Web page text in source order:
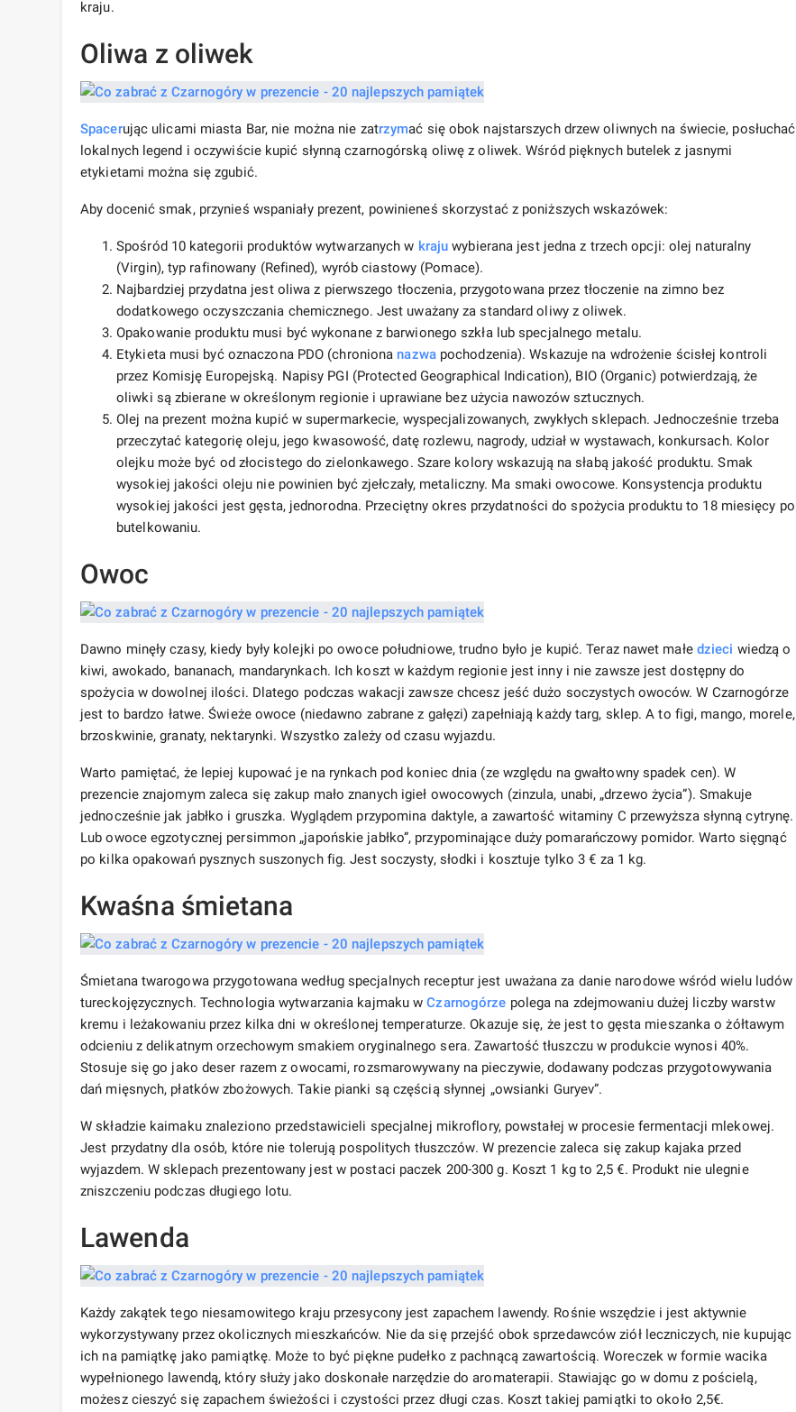
kraju.
Oliwa z oliwek
Spacerując ulicami miasta Bar, nie można nie zatrzymać się obok najstarszych drzew oliwnych na świecie, posłuchać
lokalnych legend i oczywiście kupić słynną czarnogórską oliwę z oliwek. Wśród pięknych butelek z jasnymi
etykietami można się zgubić.
Aby docenić smak, przynieś wspaniały prezent, powinieneś skorzystać z poniższych wskazówek:
Spośród 10 kategorii produktów wytwarzanych w kraju wybierana jest jedna z trzech opcji: olej naturalny
(Virgin), typ rafinowany (Refined), wyrób ciastowy (Pomace).
Najbardziej przydatna jest oliwa z pierwszego tłoczenia, przygotowana przez tłoczenie na zimno bez
dodatkowego oczyszczania chemicznego. Jest uważany za standard oliwy z oliwek.
Opakowanie produktu musi być wykonane z barwionego szkła lub specjalnego metalu.
Etykieta musi być oznaczona PDO (chroniona nazwapochodzenia). Wskazuje na wdrożenie ścisłej kontroli
przez Komisję Europejską. Napisy PGI (Protected Geographical Indication), BIO (Organic) potwierdzają, że
oliwki są zbierane w określonym regionie i uprawiane bez użycia nawozów sztucznych.
Olej na prezent można kupić w supermarkecie, wyspecjalizowanych, zwykłych sklepach. Jednocześnie trzeba
przeczytać kategorię oleju, jego kwasowość, datę rozlewu, nagrody, udział w wystawach, konkursach. Kolor
olejku może być od złocistego do zielonkawego. Szare kolory wskazują na słabą jakość produktu. Smak
wysokiej jakości oleju nie powinien być zjełczały, metaliczny. Ma smaki owocowe. Konsystencja produktu
wysokiej jakości jest gęsta, jednorodna. Przeciętny okres przydatności do spożycia produktu to 18 miesięcy po
butelkowaniu.
Owoc
Dawno minęły czasy, kiedy były kolejki po owoce południowe, trudno było je kupić. Teraz nawet małe dzieci wiedzą o
kiwi, awokado, bananach, mandarynkach. Ich koszt w każdym regionie jest inny i nie zawsze jest dostępny do
spożycia w dowolnej ilości. Dlatego podczas wakacji zawsze chcesz jeść dużo soczystych owoców. W Czarnogórze
jest to bardzo łatwe. Świeże owoce (niedawno zabrane z gałęzi) zapełniają każdy targ, sklep. A to figi, mango, morele,
brzoskwinie, granaty, nektarynki. Wszystko zależy od czasu wyjazdu.
Warto pamiętać, że lepiej kupować je na rynkach pod koniec dnia (ze względu na gwałtowny spadek cen). W
prezencie znajomym zaleca się zakup mało znanych igieł owocowych (zinzula, unabi, „drzewo życia”). Smakuje
jednocześnie jak jabłko i gruszka. Wyglądem przypomina daktyle, a zawartość witaminy C przewyższa słynną cytrynę.
Lub owoce egzotycznej persimmon „japońskie jabłko”, przypominające duży pomarańczowy pomidor. Warto sięgnąć
po kilka opakowań pysznych suszonych fig. Jest soczysty, słodki i kosztuje tylko 3 € za 1 kg.
Kwaśna śmietana
Śmietana twarogowa przygotowana według specjalnych receptur jest uważana za danie narodowe wśród wielu ludów
tureckojęzycznych. Technologia wytwarzania kajmaku wCzarnogórze polega na zdejmowaniu dużej liczby warstw
kremu i leżakowaniu przez kilka dni w określonej temperaturze. Okazuje się, że jest to gęsta mieszanka o żółtawym
odcieniu z delikatnym orzechowym smakiem oryginalnego sera. Zawartość tłuszczu w produkcie wynosi 40%.
Stosuje się go jako deser razem z owocami, rozsmarowywany na pieczywie, dodawany podczas przygotowywania
dań mięsnych, płatków zbożowych. Takie pianki są częścią słynnej „owsianki Guryev”.
W składzie kaimaku znaleziono przedstawicieli specjalnej mikroflory, powstałej w procesie fermentacji mlekowej.
Jest przydatny dla osób, które nie tolerują pospolitych tłuszczów. W prezencie zaleca się zakup kajaka przed
wyjazdem. W sklepach prezentowany jest w postaci paczek 200-300 g. Koszt 1 kg to 2,5 €. Produkt nie ulegnie
zniszczeniu podczas długiego lotu.
Lawenda
Każdy zakątek tego niesamowitego kraju przesycony jest zapachem lawendy. Rośnie wszędzie i jest aktywnie
wykorzystywany przez okolicznych mieszkańców. Nie da się przejść obok sprzedawców ziół leczniczych, nie kupując
ich na pamiątkę jako pamiątkę. Może to być piękne pudełko z pachnącą zawartością. Woreczek w formie wacika
wypełnionego lawendą, który służy jako doskonałe narzędzie do aromaterapii. Stawiając go w domu z pościelą,
możesz cieszyć się zapachem świeżości i czystości przez długi czas. Koszt takiej pamiątki to około 2,5€.